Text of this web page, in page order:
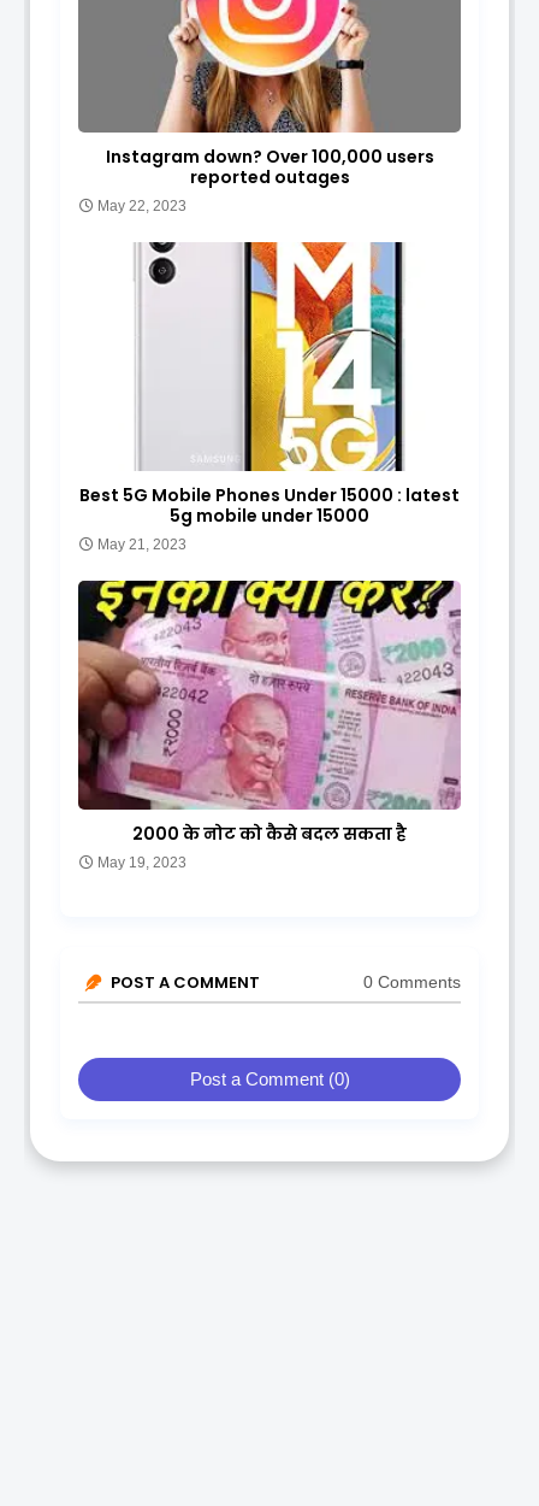
Instagram down? Over 100,000 users
reported outages
May 22, 2023
Best 5G Mobile Phones Under 15000 : latest
5g mobile under 15000
May 21, 2023
2000 के नोट को कैसे बदल सकता है
May 19, 2023
POST A COMMENT 0 Comments
Post a Comment (0)